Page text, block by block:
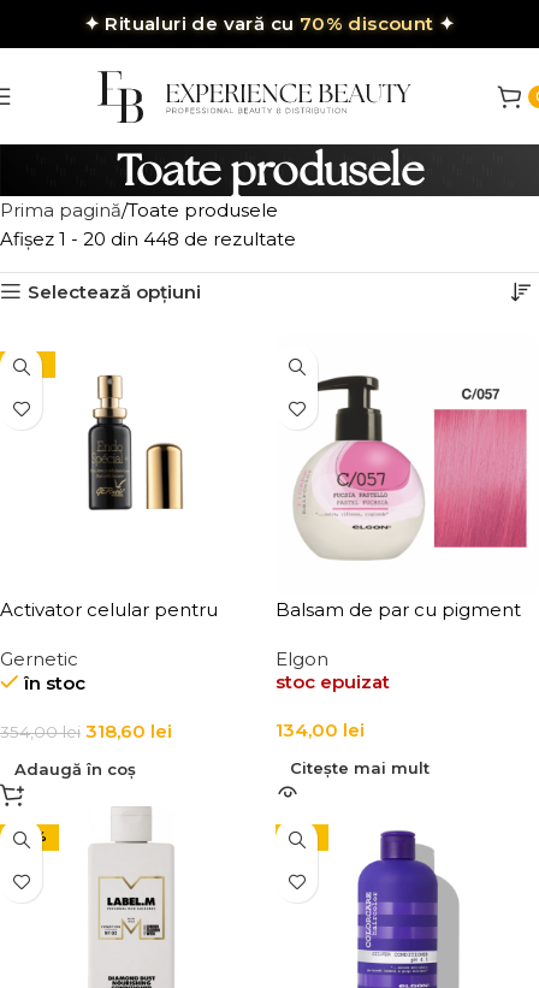
✦ Ritualuri de vară cu 70% discount ✦
Toate produsele
Prima pagină Toate produsele
Afișez 1 - 20 din 448 de rezultate
Selectează opțiuni
-10%
Activator celular pentru
tenului Endo Special +
Gernetic
în stoc
354,00lei 318,60 lei
Adaugă în coș
Balsam de par cu pigment
Elgon
stoc epuizat
134,00 lei
Citește mai mult
-20% -15%